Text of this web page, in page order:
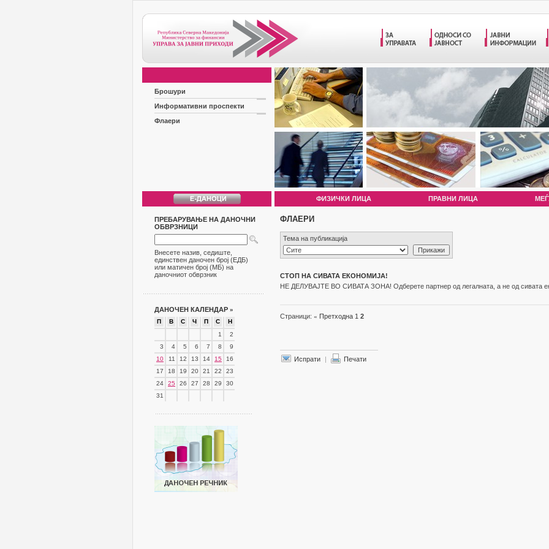
Брошури
Информативни проспекти
Флаери
ФИЗИЧКИ ЛИЦА ПРАВНИ ЛИЦА
ПРЕБАРУВАЊЕ НА ДАНОЧНИ
ОБВРЗНИЦИ
Внесете назив, седиште,
единствен даночен број (ЕДБ)
или матичен број (МБ) на
даночниот обврзник
ДАНОЧЕН КАЛЕНДАР »
П В С Ч П С
Н
1
2
3
4 5 6 7 8
9
10
11 12 13 14 15
16
17
18 19 20 21 22
23
24
25 26 27 28 29
30
31
ФЛАЕРИ
Тема на публикација
СТОП НА СИВАТА ЕКОНОМИЈА!
НЕ ДЕЛУВАЈТЕ ВО СИВАТА ЗОНА! Одберете партнер од легалната, а не од сивата
Страници: « Претходна 1 2
Испрати | Печати